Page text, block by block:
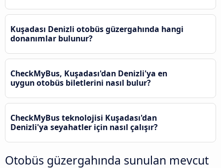
Kuşadası Denizli otobüs güzergahında hangi
donanımlar bulunur?
CheckMyBus, Kuşadası'dan Denizli'ya en
uygun otobüs biletlerini nasıl bulur?
CheckMyBus teknolojisi Kuşadası'dan
Denizli'ya seyahatler için nasıl çalışır?
Otobüs güzergahında sunulan mevcut